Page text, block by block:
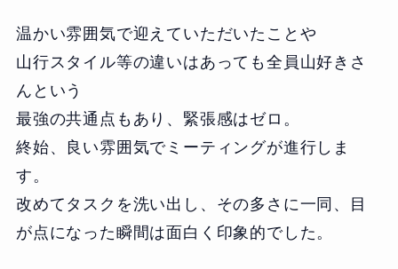
温かい雰囲気で迎えていただいたことや
山行スタイル等の違いはあっても全員山好きさ
んという
最強の共通点もあり、緊張感はゼロ。
終始、良い雰囲気でミーティングが進行しま
す。
改めてタスクを洗い出し、その多さに一同、目
が点になった瞬間は面白く印象的でした。